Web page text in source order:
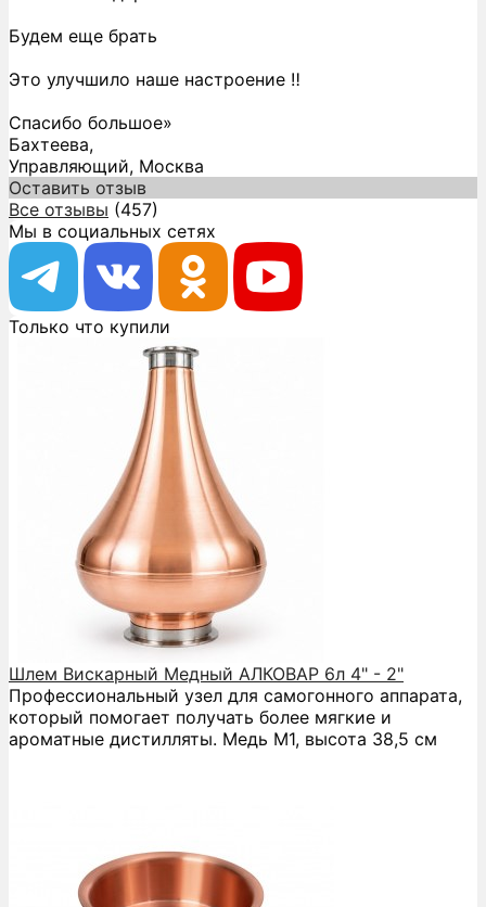
Будем еще брать
Это улучшило наше настроение ‼️
Спасибо большое»
Бахтеева,
Управляющий, Москва
Оставить отзыв
Все отзывы (457)
Мы в социальных сетях
Только что купили
Шлем Вискарный Медный АЛКОВАР 6л 4" - 2"
Профессиональный узел для самогонного аппарата,
который помогает получать более мягкие и
ароматные дистилляты. Медь М1, высота 38,5 см